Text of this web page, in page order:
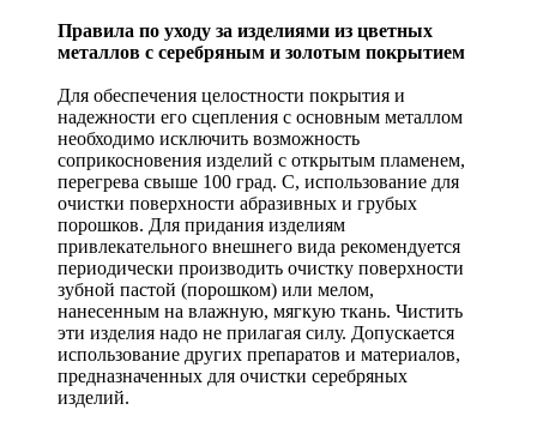
Правила по уходу за изделиями из цветных
металлов с серебряным и золотым покрытием
Для обеспечения целостности покрытия и
надежности его сцепления с основным металлом
необходимо исключить возможность
соприкосновения изделий с открытым пламенем,
перегрева свыше 100 град. С, использование для
очистки поверхности абразивных и грубых
порошков. Для придания изделиям
привлекательного внешнего вида рекомендуется
периодически производить очистку поверхности
зубной пастой (порошком) или мелом,
нанесенным на влажную, мягкую ткань. Чистить
эти изделия надо не прилагая силу. Допускается
использование других препаратов и материалов,
предназначенных для очистки серебряных
изделий.